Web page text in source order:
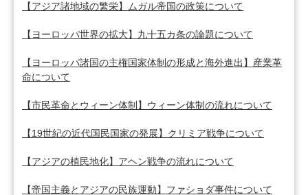
【アジア諸地域の繁栄】ムガル帝国の政策について
【ヨーロッパ世界の拡大】九十五カ条の論題について
【ヨーロッパ諸国の主権国家体制の形成と海外進出】産業革
命について
【市民革命とウィーン体制】ウィーン体制の流れについて
【19世紀の近代国民国家の発展】クリミア戦争について
【アジアの植民地化】アヘン戦争の流れについて
【帝国主義とアジアの民族運動】ファショダ事件について